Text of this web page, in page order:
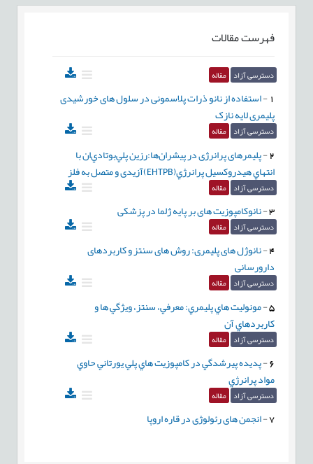
فهرست مقالات
دسترسی آزاد مقاله
-استفاده از نانو ذرات پلاسمونی در سلول های خورشیدی
پلیمری لایه نازک
دسترسی آزاد مقاله
2
-پلیمرهای پرانرژی در پیشران‌ها:رزین پلي‌بوتادي‌ان با
انتهاي هيدروکسيل پرانرژي(EHTPB)آزیدی و متصل به فلز
دسترسی آزاد مقاله
3
-نانوکامپوزیت های بر پایه ژلما در پزشکی
دسترسی آزاد مقاله
4
-نانوژل های پلیمری: روش های سنتز و کاربردهای
دارورسانی
دسترسی آزاد مقاله
5
-مونوليت هاي پليمري: معرفي، سنتز، ويژگي ها و
كاربردهاي آن
دسترسی آزاد مقاله
6
-پديده پيرشدگي در کامپوزيت هاي پلي یورتاني حاوي
مواد پرانرژي
دسترسی آزاد مقاله
7
-انجمن های رئولوژی در قاره اروپا